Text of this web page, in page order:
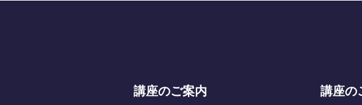
講座のご案内 講座の